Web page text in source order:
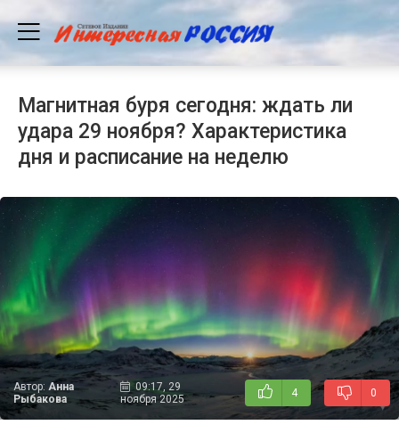
Магнитная буря сегодня: ждать ли
удара 29 ноября? Характеристика
дня и расписание на неделю
Автор: Анна
Рыбакова
09:17, 29
ноября 2025
4 0